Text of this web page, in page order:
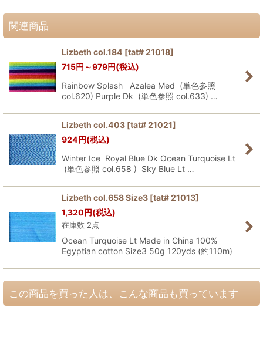
関連商品
Lizbeth col.184 [tat# 21018]
715円 ～979円(税込)
Rainbow Splash Azalea Med (単色参照
col.620) Purple Dk (単色参照 col.633) …
Lizbeth col.403 [tat# 21021]
924円(税込)
Winter Ice Royal Blue Dk Ocean Turquoise Lt
(単色参照 col.658 ) Sky Blue Lt …
Lizbeth col.658 Size3 [tat# 21013]
1,320円(税込)
在庫数 2点
Ocean Turquoise Lt Made in China 100%
Egyptian cotton Size3 50g 120yds (約110m)
この商品を買った人は、こんな商品も買っています